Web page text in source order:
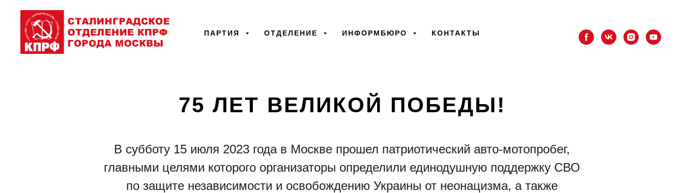
ПАРТИЯ ОТДЕЛЕНИЕ ИНФОРМБЮРО КОНТАКТЫ
75 ЛЕТ ВЕЛИКОЙ ПОБЕДЫ!
В субботу 15 июля 2023 года в Москве прошел патриотический авто-мотопробег,
главными целями которого организаторы определили единодушную поддержку СВО
по защите независимости и освобождению Украины от неонацизма, а также